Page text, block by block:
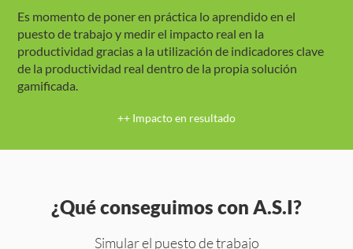
Es momento de poner en práctica lo aprendido en el
puesto de trabajo y medir el impacto real en la
productividad gracias a la utilización de indicadores clave
de la productividad real dentro de la propia solución
gamificada.
++ Impacto en resultado
¿Qué conseguimos con A.S.I?
Simular el puesto de trabajo